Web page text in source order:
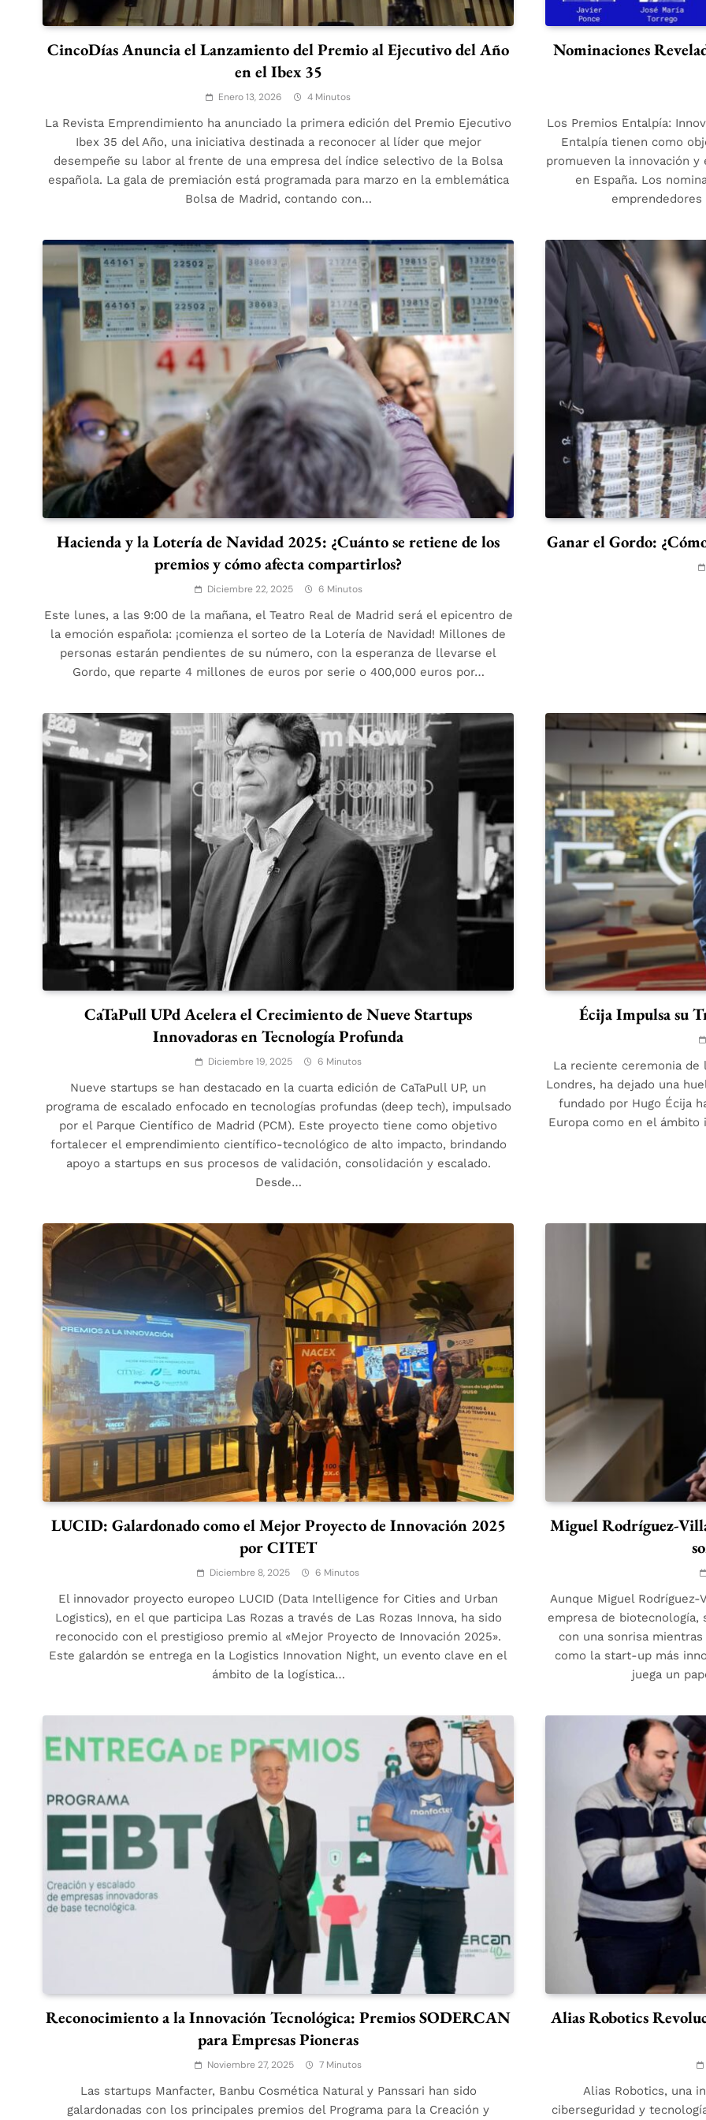
CincoDías Anuncia el Lanzamiento del Premio al Ejecutivo del Año
en el Ibex 35
Enero 13, 2026 4 Minutos
La Revista Emprendimiento ha anunciado la primera edición del Premio Ejecutivo
Ibex 35 del Año, una iniciativa destinada a reconocer al líder que mejor
desempeñe su labor al frente de una empresa del índice selectivo de la Bolsa
española. La gala de premiación está programada para marzo en la emblemática
Bolsa de Madrid, contando con…
Nominaciones
Los Premios Entalpía:
Entalpía tienen como
promueven la innovación
en España. Los
Hacienda y la Lotería de Navidad 2025: ¿Cuánto se retiene de los
premios y cómo afecta compartirlos?
Diciembre 22, 2025 6 Minutos
Este lunes, a las 9:00 de la mañana, el Teatro Real de Madrid será el epicentro de
la emoción española: ¡comienza el sorteo de la Lotería de Navidad! Millones de
personas estarán pendientes de su número, con la esperanza de llevarse el
Gordo, que reparte 4 millones de euros por serie o 400,000 euros por…
Ganar el Gordo:
CaTaPull UPd Acelera el Crecimiento de Nueve Startups
Innovadoras en Tecnología Profunda
Diciembre 19, 2025 6 Minutos
Nueve startups se han destacado en la cuarta edición de CaTaPull UP, un
programa de escalado enfocado en tecnologías profundas (deep tech), impulsado
por el Parque Científico de Madrid (PCM). Este proyecto tiene como objetivo
fortalecer el emprendimiento científico-tecnológico de alto impacto, brindando
apoyo a startups en sus procesos de validación, consolidación y escalado.
Desde…
Écija Impulsa su
La reciente ceremonia de
Londres, ha dejado una
fundado por Hugo Écija
Europa como en el
LUCID: Galardonado como el Mejor Proyecto de Innovación 2025
por CITET
Diciembre 8, 2025 6 Minutos
El innovador proyecto europeo LUCID (Data Intelligence for Cities and Urban
Logistics), en el que participa Las Rozas a través de Las Rozas Innova, ha sido
reconocido con el prestigioso premio al «Mejor Proyecto de Innovación 2025».
Este galardón se entrega en la Logistics Innovation Night, un evento clave en el
ámbito de la logística…
Miguel Rodríguez-
Aunque Miguel
empresa de biotecnología,
con una sonrisa
como la start-up más
juega un
Reconocimiento a la Innovación Tecnológica: Premios SODERCAN
para Empresas Pioneras
Noviembre 27, 2025 7 Minutos
Las startups Manfacter, Banbu Cosmética Natural y Panssari han sido
galardonadas con los principales premios del Programa para la Creación y
Alias Robotics
Alias Robotics, una
ciberseguridad y